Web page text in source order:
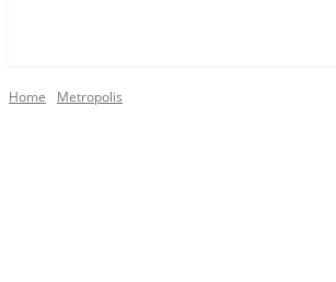
Home Metropolis